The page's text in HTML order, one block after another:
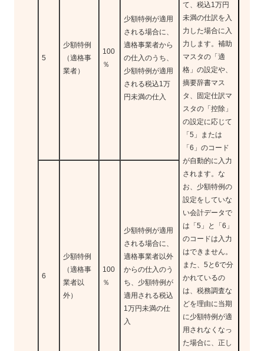
5
少額特例
（適格事
業者）
100
％
少額特例が適用
される場合に、
適格事業者から
の仕入のうち、
少額特例が適用
される税込1万
円未満の仕入
て、税込1万円
未満の仕訳を入
力した場合に入
力します。補助
マスタの「適
格」の設定や、
摘要辞書マス
タ、固定仕訳マ
スタの「控除」
の設定に応じて
「5」または
「6」のコード
が自動的に入力
されます。な
お、少額特例の
設定をしていな
い会計データで
は「5」と「6」
のコードは入力
はできません。
また、5と6で分
かれているの
は、税務調査な
どを理由に当期
に少額特例が適
用されなくなっ
た場合に、正し
6
少額特例
（適格事
業者以
外）
100
％
少額特例が適用
される場合に、
適格事業者以外
からの仕入のう
ち、少額特例が
適用される税込
1万円未満の仕
入